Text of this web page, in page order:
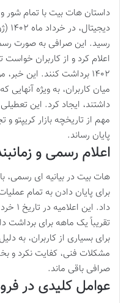
داستان هات بیت با تمام شور
رسید. این صرافی به صورت
۱۴۰۲ برداشت کنند. این
میان کاربران، به ویژه آنهایی
داشتند، ایجاد کرد. این
مهم از تاریخچه بازار کریپتو و
پایان رساند.
اعلام رسمی و
هات بیت در بیانیه ای رسمی،
برای پایان دادن به تمام
تقریباً یک ماهه برای برداشت
برای بسیاری از کاربران، به
مشکلات فنی، کفایت نکرد و
صرافی باقی ماند.
عوامل کلیدی در